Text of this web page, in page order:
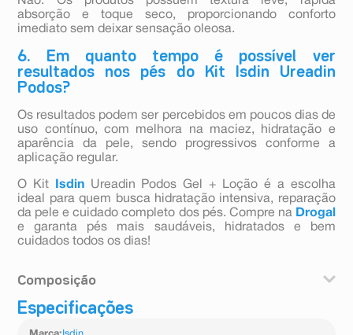
absorção e toque seco, proporcionando conforto
imediato sem deixar sensação oleosa.
6. Em quanto tempo é possível ver
resultados nos pés do Kit Isdin Ureadin
Podos?
Os resultados podem ser percebidos em poucos dias de
uso contínuo, com melhora na maciez, hidratação e
aparência da pele, sendo progressivos conforme a
aplicação regular.
O Kit Isdin
Ureadin Podos Gel + Loção é a escolha
ideal para quem busca hidratação intensiva, reparação
da pele e cuidado completo dos pés. Compre na Drogal
e garanta pés mais saudáveis, hidratados e bem
cuidados todos os dias!
Composição
- Ureadin Podos: Aqua (Water), Urea, Glycerin, Lactic
Especificações